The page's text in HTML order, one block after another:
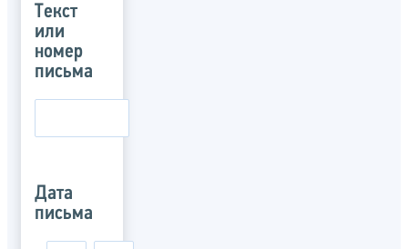
Текст
или
номер
письма
Дата
письма